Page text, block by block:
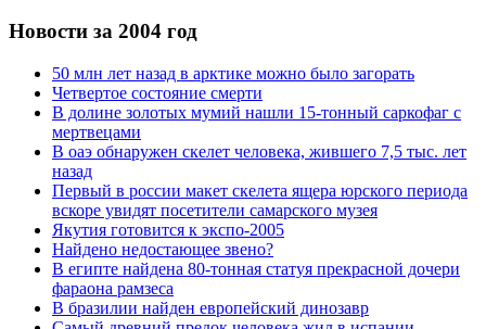
Новости за 2004 год
50 млн лет назад в арктике можно было загорать
Четвертое состояние смерти
В долине золотых мумий нашли 15-тонный саркофаг с
мертвецами
В оаэ обнаружен скелет человека, жившего 7,5 тыс. лет
назад
Первый в россии макет скелета ящера юрского периода
вскоре увидят посетители самарского музея
Якутия готовится к экспо-2005
Найдено недостающее звено?
В египте найдена 80-тонная статуя прекрасной дочери
фараона рамзеса
В бразилии найден европейский динозавр